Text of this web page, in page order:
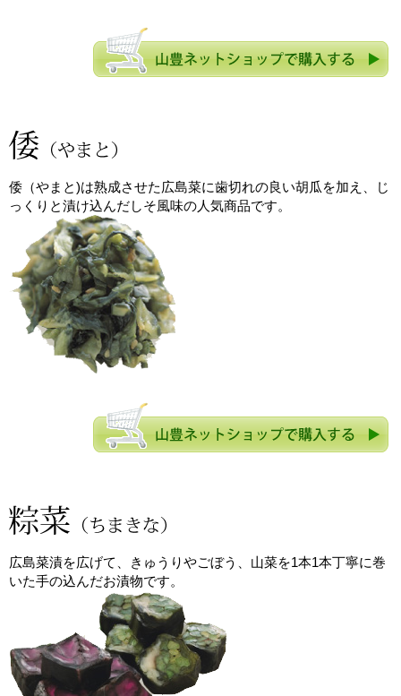
倭（やまと)は熟成させた広島菜に歯切れの良い胡瓜を加え、じ
っくりと漬け込んだしそ風味の人気商品です。
広島菜漬を広げて、きゅうりやごぼう、山菜を1本1本丁寧に巻
いた手の込んだお漬物です。